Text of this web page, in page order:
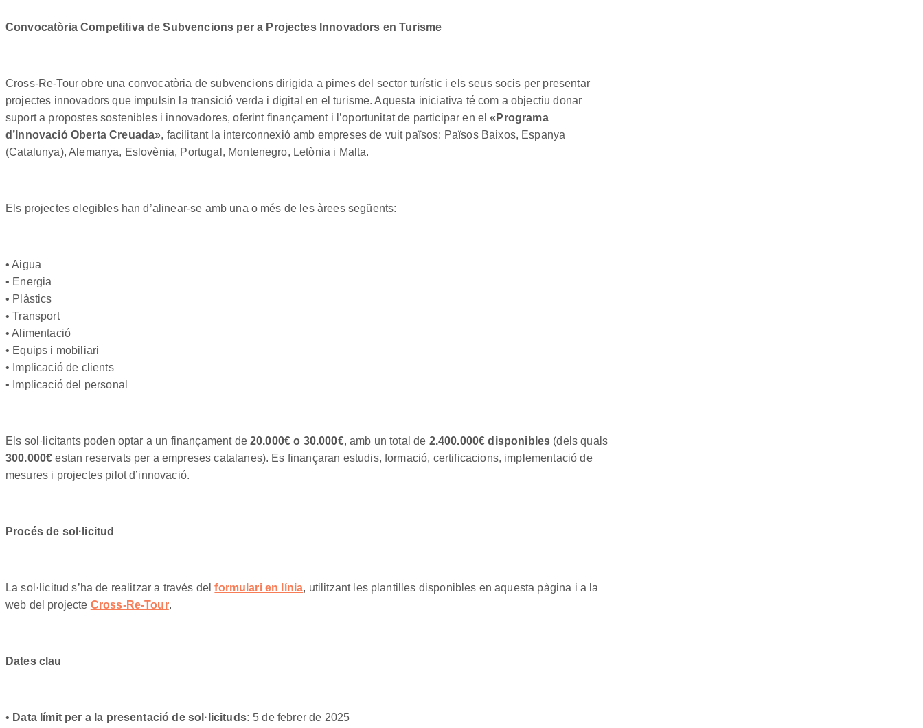
Convocatòria Competitiva de Subvencions per a Projectes Innovadors en Turisme
Cross-Re-Tour obre una convocatòria de subvencions dirigida a pimes del sector turístic i els seus socis per presentar
projectes innovadors que impulsin la transició verda i digital en el turisme. Aquesta iniciativa té com a objectiu donar
suport a propostes sostenibles i innovadores, oferint finançament i l’oportunitat de participar en el«Programa
d’Innovació Oberta Creuada», facilitant la interconnexió amb empreses de vuit països: Països Baixos, Espanya
(Catalunya), Alemanya, Eslovènia, Portugal, Montenegro, Letònia i Malta.
Els projectes elegibles han d’alinear-se amb una o més de les àrees següents:
• Aigua
• Energia
• Plàstics
• Transport
• Alimentació
• Equips i mobiliari
• Implicació de clients
• Implicació del personal
Els sol·licitants poden optar a un finançament de 20.000€ o 30.000€, amb un total de 2.400.000€ disponibles (dels quals
300.000€ estan reservats per a empreses catalanes). Es finançaran estudis, formació, certificacions, implementació de
mesures i projectes pilot d’innovació.
Procés de sol·licitud
La sol·licitud s’ha de realitzar a través delformulari en línia, utilitzant les plantilles disponibles en aquesta pàgina i a la
web del projecte Cross-Re-Tour.
Dates clau
• Data límit per a la presentació de sol·licituds: 5 de febrer de 2025